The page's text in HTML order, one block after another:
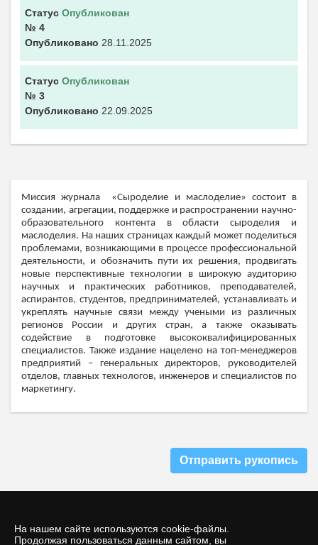
На нашем сайте используются cookie-файлы.
Продолжая пользоваться данным сайтом, вы
Статус Опубликован
№ 4
Опубликовано 28.11.2025
Статус Опубликован
№ 3
Опубликовано 22.09.2025
Миссия журнала «Сыроделие и маслоделие» состоит в
создании, агрегации, поддержке и распространении научно-
образовательного контента в области сыроделия и
маслоделия. На наших страницах каждый может поделиться
проблемами, возникающими в процессе профессиональной
деятельности, и обозначить пути их решения, продвигать
новые перспективные технологии в широкую аудиторию
научных и практических работников, преподавателей,
аспирантов, студентов, предпринимателей, устанавливать и
укреплять научные связи между учеными из различных
регионов России и других стран, а также оказывать
содействие в подготовке высококвалифицированных
специалистов. Также издание нацелено на топ-менеджеров
предприятий – генеральных директоров, руководителей
отделов, главных технологов, инженеров и специалистов по
маркетингу.
Отправить рукопись